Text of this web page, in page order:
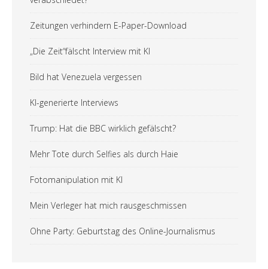
Zeitungen verhindern E-Paper-Download
„Die Zeit“fälscht Interview mit KI
Bild hat Venezuela vergessen
KI-generierte Interviews
Trump: Hat die BBC wirklich gefälscht?
Mehr Tote durch Selfies als durch Haie
Fotomanipulation mit KI
Mein Verleger hat mich rausgeschmissen
Ohne Party: Geburtstag des Online-Journalismus